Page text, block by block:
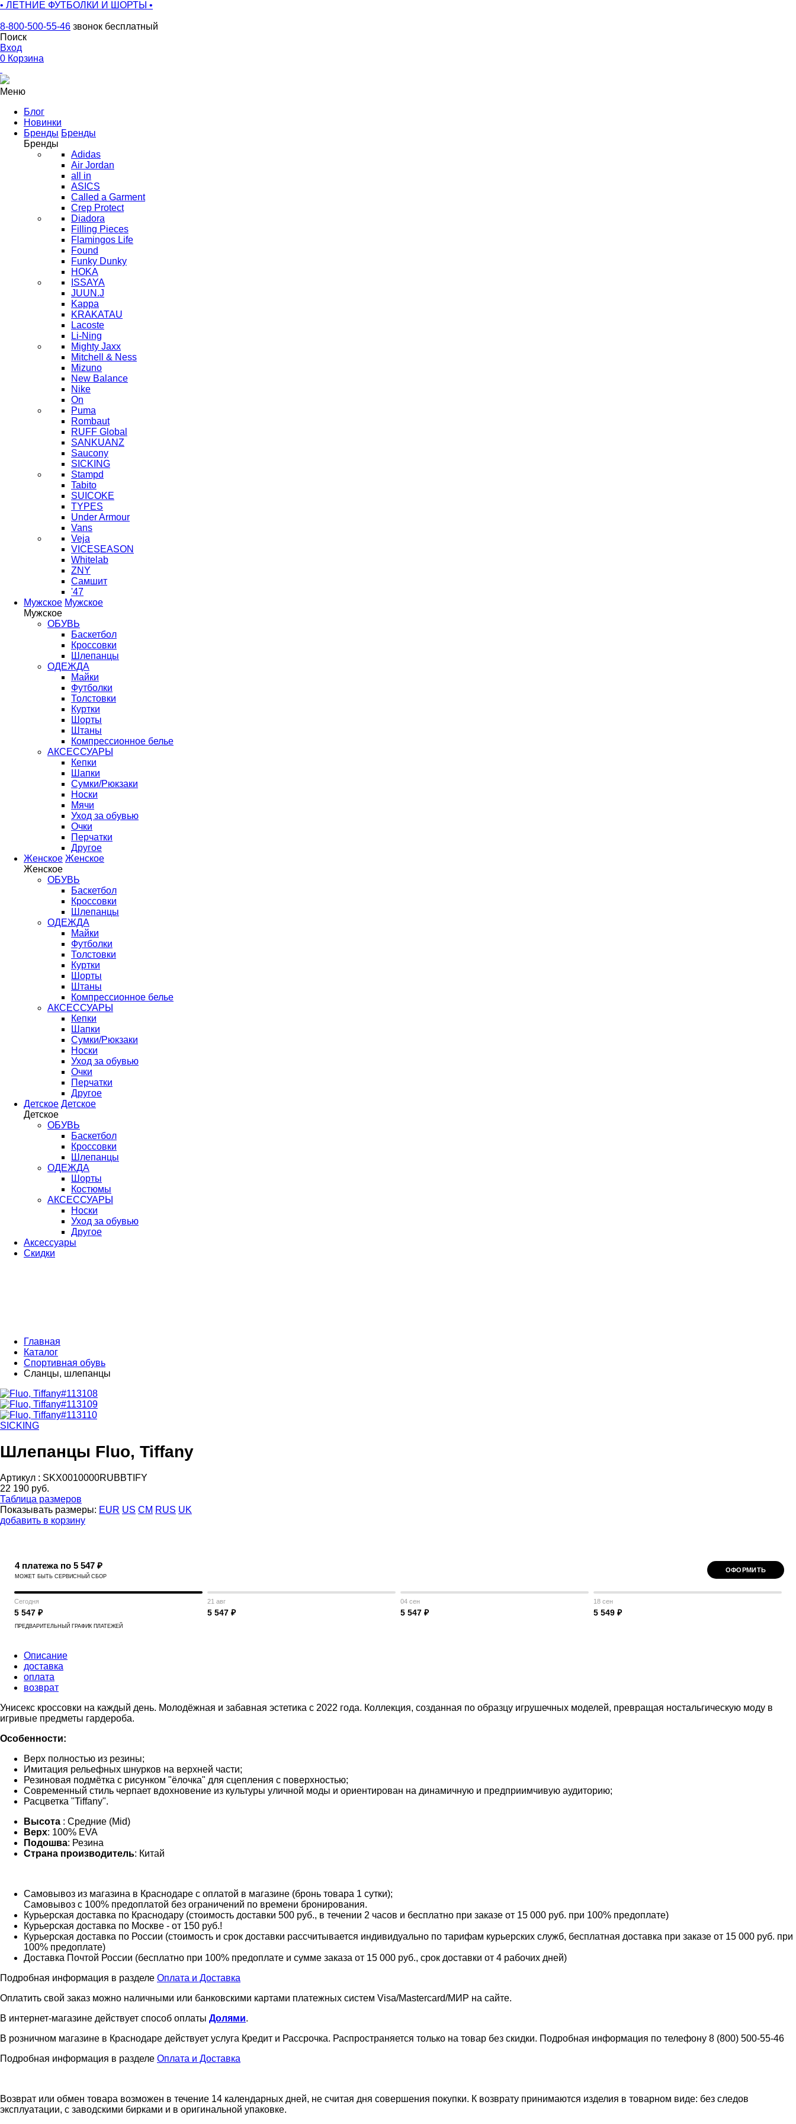
• ЛЕТНИЕ ФУТБОЛКИ И ШОРТЫ •
8-800-500-55-46 звонок бесплатный
Поиск
Вход
0 Корзина
Меню
Блог
Новинки
Бренды Бренды
Бренды
Adidas
Air Jordan
all in
ASICS
Called a Garment
Crep Protect
Diadora
Filling Pieces
Flamingos Life
Found
Funky Dunky
HOKA
ISSAYA
JUUN.J
Kappa
KRAKATAU
Lacoste
Li-Ning
Mighty Jaxx
Mitchell & Ness
Mizuno
New Balance
Nike
On
Puma
Rombaut
RUFF Global
SANKUANZ
Saucony
SICKING
Stampd
Tabito
SUICOKE
TYPES
Under Armour
Vans
Veja
VICESEASON
Whitelab
ZNY
Самшит
'47
Мужское Мужское
Мужское
ОБУВЬ
Баскетбол
Кроссовки
Шлепанцы
ОДЕЖДА
Майки
Футболки
Толстовки
Куртки
Шорты
Штаны
Компрессионное белье
АКСЕССУАРЫ
Кепки
Шапки
Сумки/Рюкзаки
Носки
Мячи
Уход за обувью
Очки
Перчатки
Другое
Женское Женское
Женское
ОБУВЬ
Баскетбол
Кроссовки
Шлепанцы
ОДЕЖДА
Майки
Футболки
Толстовки
Куртки
Шорты
Штаны
Компрессионное белье
АКСЕССУАРЫ
Кепки
Шапки
Сумки/Рюкзаки
Носки
Уход за обувью
Очки
Перчатки
Другое
Детское Детское
Детское
ОБУВЬ
Баскетбол
Кроссовки
Шлепанцы
ОДЕЖДА
Шорты
Костюмы
АКСЕССУАРЫ
Носки
Уход за обувью
Другое
Аксессуары
Скидки
Главная
Каталог
Спортивная обувь
Сланцы, шлепанцы
SICKING
Шлепанцы Fluo, Tiffany
Артикул : SKX0010000RUBBTIFY
22 190 руб.
Таблица размеров
Показывать размеры: EUR US CM RUS UK
добавить в корзину
4 платежа по 5 547 ₽
МОЖЕТ БЫТЬ СЕРВИСНЫЙ СБОР
ОФОРМИТЬ
Сегодня
5 547 ₽
21 авг
5 547 ₽
04 сен
5 547 ₽
18 сен
5 549 ₽
ПРЕДВАРИТЕЛЬНЫЙ ГРАФИК ПЛАТЕЖЕЙ
Описание
доставка
оплата
возврат
Унисекс кроссовки на каждый день. Молодёжная и забавная эстетика с 2022 года. Коллекция, созданная по образцу игрушечных моделей, превращая ностальгическую моду в
игривые предметы гардероба.
Особенности:
Верх полностью из резины;
Имитация рельефных шнурков на верхней части;
Резиновая подмётка с рисунком "ёлочка" для сцепления с поверхностью;
Современный стиль черпает вдохновение из культуры уличной моды и ориентирован на динамичную и предприимчивую аудиторию;
Расцветка "Tiffany".
Высота : Средние (Mid)
Верх: 100% EVA
Подошва: Резина
Страна производитель: Китай
Самовывоз из магазина в Краснодаре с оплатой в магазине (бронь товара 1 сутки);
Самовывоз с 100% предоплатой без ограничений по времени бронирования.
Курьерская доставка по Краснодару (стоимость доставки 500 руб., в течении 2 часов и бесплатно при заказе от 15 000 руб. при 100% предоплате)
Курьерская доставка по Москве - от 150 руб.!
Курьерская доставка по России (стоимость и срок доставки рассчитывается индивидуально по тарифам курьерских служб, бесплатная доставка при заказе от 15 000 руб. при
100% предоплате)
Доставка Почтой России (бесплатно при 100% предоплате и сумме заказа от 15 000 руб., срок доставки от 4 рабочих дней)
Подробная информация в разделе Оплата и Доставка
Оплатить свой заказ можно наличными или банковскими картами платежных систем Visa/Mastercard/МИР на сайте.
В интернет-магазине действует способ оплаты Долями.
В розничном магазине в Краснодаре действует услуга Кредит и Рассрочка. Распространяется только на товар без скидки. Подробная информация по телефону 8 (800) 500-55-46
Подробная информация в разделе Оплата и Доставка
Возврат или обмен товара возможен в течение 14 календарных дней, не считая дня совершения покупки. К возврату принимаются изделия в товарном виде: без следов
эксплуатации, с заводскими бирками и в оригинальной упаковке.